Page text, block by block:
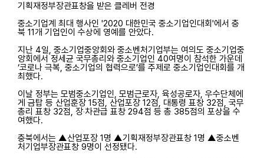
기획재정부장관표창을 받은 클레버 전경
중소기업계 최대 행사인 '2020 대한민국 중소기업인대회'에서 충
북 11개 기업인이 수상에 영예를 안았다.
지난 4일, 중소기업중앙회와 중소벤처기업부는 여의도 중소기업중
앙회에서 정세균 국무총리와 중소기업인 40여명이 참석한 가운데
‘코로나 극복, 중소기업의 협력으로’를 주제로 중소기업인대회를 개
최했다.
이날 정부는 모범중소기업인, 모범근로자, 육성공로자, 우수단체에
게 금탑 등 산업훈장 15점, 산업포장 12점, 대통령 표창 32점, 국무
총리 표창 32점, 장‧차관급 표창 294점 등 총 385점의 포상을 수
여했다.
충북에서는 ▲산업포장 1명 ▲기획재정부장관표창 1명 ▲중소벤
처기업부장관표창 9명이 선정됐다.